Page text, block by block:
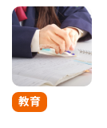
教育